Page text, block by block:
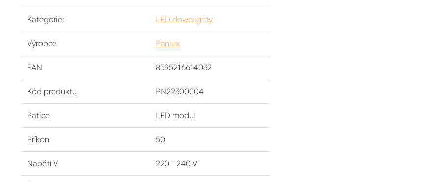
Kategorie: LED downlighty
Výrobce Panlux
EAN 8595216614032
Kód produktu PN22300004
Patice LED modul
Příkon 50
Napětí V 220 - 240 V